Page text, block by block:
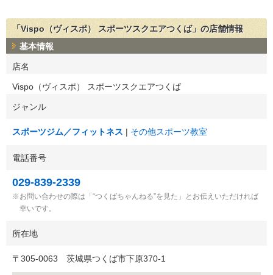
「Vispo（ヴィスポ） スポーツスクエアつくば」の店舗情報
基本情報
店名
Vispo（ヴィスポ） スポーツスクエアつくば
ジャンル
スポーツジム／フィットネス その他スポーツ教室
電話番号
029-839-2339
お問い合わせの際は「“つくばちゃんねる”を見た」とお伝えいただければ
幸いです。
所在地
〒 305-0063 茨城県つくば市下原370-1